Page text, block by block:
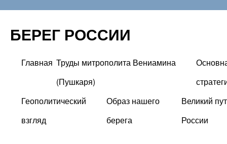
БЕРЕГ РОССИИ
Перейти
содержимому
Главная Труды митрополита Вениамина
(Пушкаря)
Геополитический
взгляд
Образ нашего
берега
Великий
России